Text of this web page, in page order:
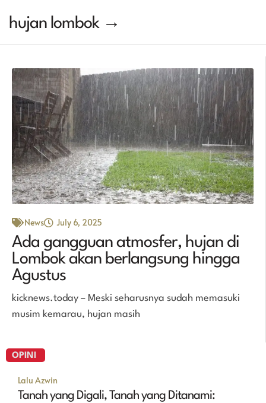
hujan lombok →
News July 6, 2025
Ada gangguan atmosfer, hujan di
Lombok akan berlangsung hingga
Agustus
kicknews.today – Meski seharusnya sudah memasuki
musim kemarau, hujan masih
OPINI
Lalu Azwin
Tanah yang Digali, Tanah yang Ditanami: